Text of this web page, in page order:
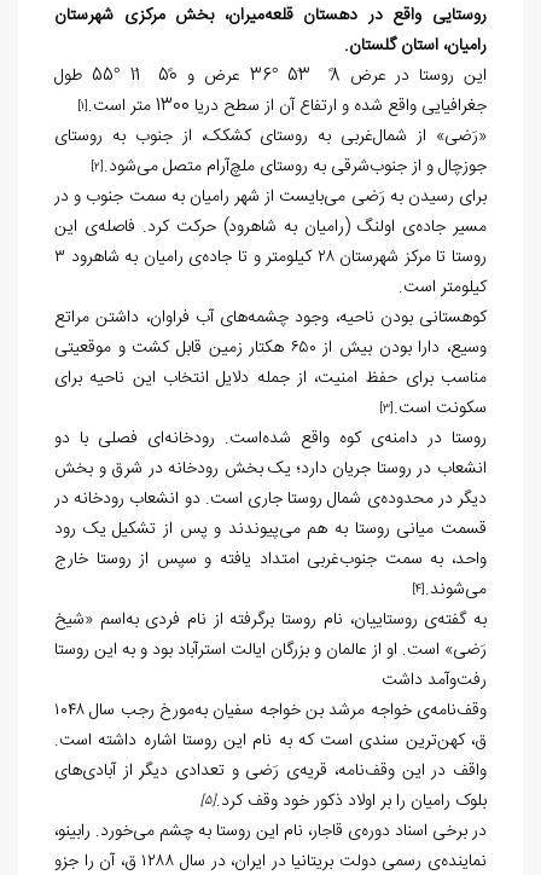
روستایی واقع در دهستان قلعه‌میران، بخش مرکزی شهرستان
رامیان، استان گلستان.
این روستا در عرض 8ً 53َ °36 عرض و 50ً 11َ °55 طول
جغرافیایی واقع شده و ارتفاع آن از سطح دریا 1300 متر است.
[1]
«رَضی» از شمال‌غربی به روستای کشکک، از جنوب به روستای
جوزچال و از جنوب‌شرقی به روستای ملچ‌آرام متصل می‌شود.[2]
برای رسیدن به رَضی می‌بایست از شهر رامیان به سمت جنوب و در
مسیر جاده‌ی اولنگ (رامیان به شاهرود) حرکت کرد. فاصله‌ی این
روستا تا مرکز شهرستان ۲۸ کیلومتر و تا جاده‌ی رامیان به شاهرود ۳
کیلومتر است.
کوهستانی بودن ناحیه، وجود چشمه‌های آب فراوان، داشتن مراتع
وسیع، دارا بودن بیش از ۶۵۰ هکتار زمین قابل کشت و موقعیتی
مناسب برای حفظ امنیت، از جمله دلایل انتخاب این ناحیه برای
سکونت است.[3]
روستا در دامنه‌ی کوه واقع شده‌است. رودخانه‌ای فصلی با دو
انشعاب در روستا جریان دارد؛ یک بخش رودخانه در شرق و بخش
دیگر در محدوده‌ی شمال روستا جاری است. دو انشعاب رودخانه در
قسمت میانی روستا به هم می‌پیوندند و پس از تشکیل یک رود
واحد، به سمت جنوب‌غربی امتداد یافته و سپس از روستا خارج
می‌شوند.[4]
به گفته‌ی روستاییان، نام روستا برگرفته از نام فردی به‌اسم «شیخ
رَضی» است. او از عالمان و بزرگان ایالت استرآباد بود و به این روستا
رفت‌وآمد داشت
وقف‌نامه‌ی خواجه مرشد بن خواجه سفیان به‌مورخ رجب سال ۱۰۴۸
ق، کهن‌ترین سندی است که به نام این روستا اشاره داشته است.
واقف در این وقف‌نامه، قریه‌ی رَضی و تعدادی دیگر از آبادی‌های
بلوک رامیان را بر اولاد ذکور خود وقف کرد.[5]
در برخی اسناد دوره‌ی قاجار، نام این روستا به چشم می‌خورد. رابینو،
نماینده‌ی رسمی دولت بریتانیا در ایران، در سال ۱۲۸۸ ق، آن را جزو